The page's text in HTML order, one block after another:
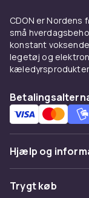
CDON er Nordens
små
konstant
legetøj og
Hjælp og
Ofte stillede
Trygt køb